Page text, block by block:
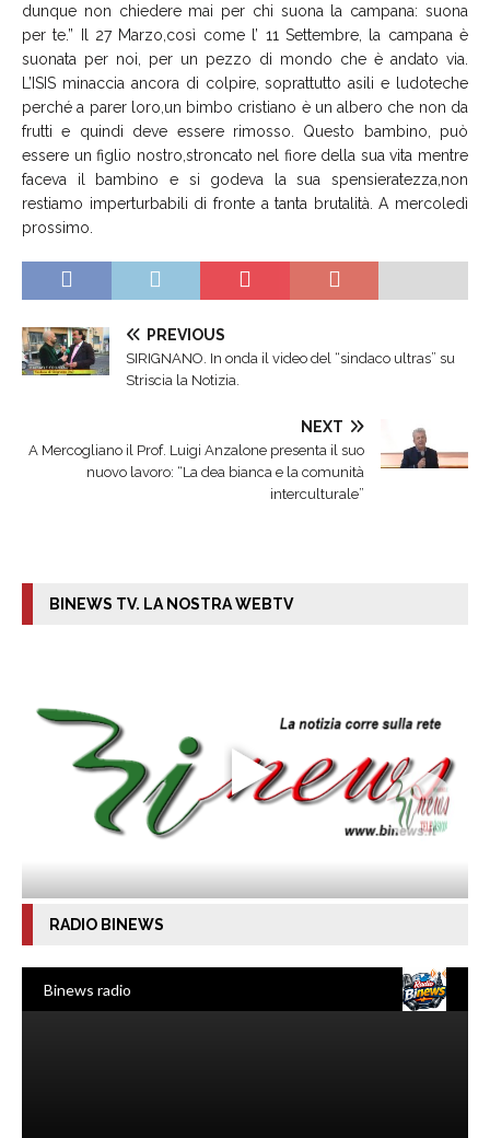
dunque non chiedere mai per chi suona la campana: suona
per te.” Il 27 Marzo,così come l’ 11 Settembre, la campana è
suonata per noi, per un pezzo di mondo che è andato via.
L’ISIS minaccia ancora di colpire, soprattutto asili e ludoteche
perché a parer loro,un bimbo cristiano è un albero che non da
frutti e quindi deve essere rimosso. Questo bambino, può
essere un figlio nostro,stroncato nel fiore della sua vita mentre
faceva il bambino e si godeva la sua spensieratezza,non
restiamo imperturbabili di fronte a tanta brutalità. A mercoledì
prossimo.
PREVIOUS
SIRIGNANO. In onda il video del “sindaco ultras” su
Striscia la Notizia.
NEXT
A Mercogliano il Prof. Luigi Anzalone presenta il suo
nuovo lavoro: “La dea bianca e la comunità
interculturale”
BINEWS TV. LA NOSTRA WEBTV
RADIO BINEWS